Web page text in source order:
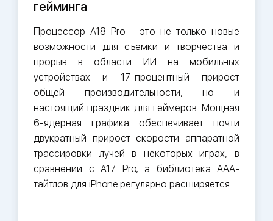
гейминга
Процессор A18 Pro – это не только новые
возможности для съёмки и творчества и
прорыв в области ИИ на мобильных
устройствах и 17-процентный прирост
общей производительности, но и
настоящий праздник для геймеров. Мощная
6-ядерная графика обеспечивает почти
двукратный прирост скорости аппаратной
трассировки лучей в некоторых играх, в
сравнении с A17 Pro, а библиотека ААА-
тайтлов для iPhone регулярно расширяется.